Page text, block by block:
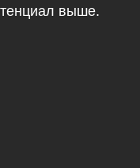
выше.